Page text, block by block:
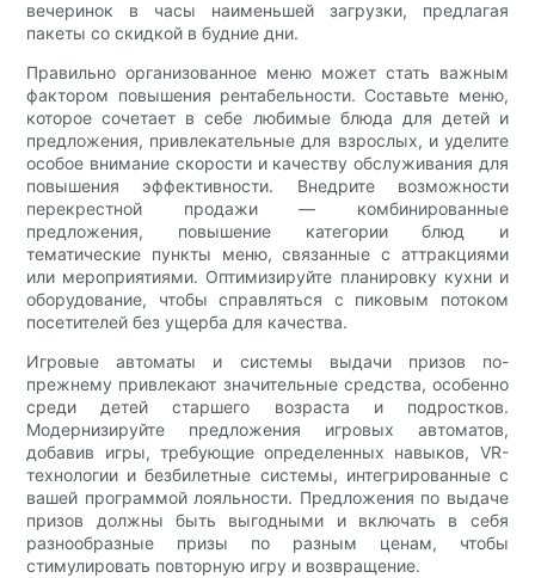
вечеринок в часы наименьшей загрузки, предлагая
пакеты со скидкой в ​​будние дни.
Правильно организованное меню может стать важным
фактором повышения рентабельности. Составьте меню,
которое сочетает в себе любимые блюда для детей и
предложения, привлекательные для взрослых, и уделите
особое внимание скорости и качеству обслуживания для
повышения эффективности. Внедрите возможности
перекрестной продажи — комбинированные
предложения, повышение категории блюд и
тематические пункты меню, связанные с аттракциями
или мероприятиями. Оптимизируйте планировку кухни и
оборудование, чтобы справляться с пиковым потоком
посетителей без ущерба для качества.
Игровые автоматы и системы выдачи призов по-
прежнему привлекают значительные средства, особенно
среди детей старшего возраста и подростков.
Модернизируйте предложения игровых автоматов,
добавив игры, требующие определенных навыков, VR-
технологии и безбилетные системы, интегрированные с
вашей программой лояльности. Предложения по выдаче
призов должны быть выгодными и включать в себя
разнообразные призы по разным ценам, чтобы
стимулировать повторную игру и возвращение.